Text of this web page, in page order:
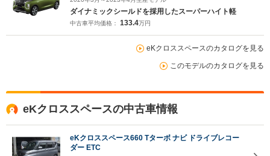
ダイナミックシールドを採用したスーパーハイト軽
中古車平均価格： 133.4万円
eKクロススペースのカタログを見る
このモデルのカタログを見る
eKクロススペースの中古車情報
eKクロススペース660 Tターボ ナビ ドライブレコー
ダー ETC